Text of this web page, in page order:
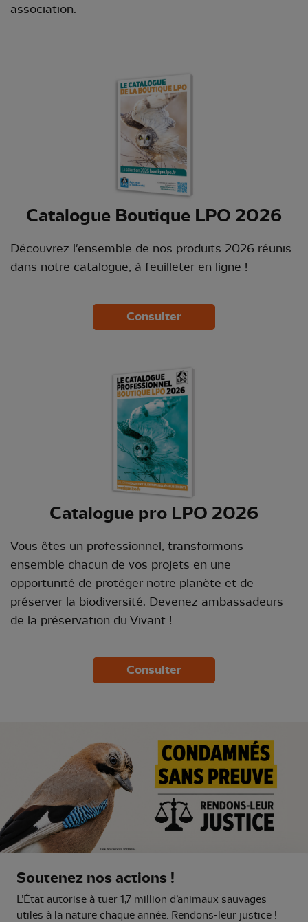
association.
Catalogue Boutique LPO 2026
Découvrez l'ensemble de nos produits 2026 réunis
dans notre catalogue, à feuilleter en ligne !
Consulter
Catalogue pro LPO 2026
Vous êtes un professionnel, transformons
ensemble chacun de vos projets en une
opportunité de protéger notre planète et de
préserver la biodiversité. Devenez ambassadeurs
de la préservation du Vivant !
Consulter
Soutenez nos actions !
L’État autorise à tuer 1,7 million d’animaux sauvages
utiles à la nature chaque année. Rendons-leur justice !